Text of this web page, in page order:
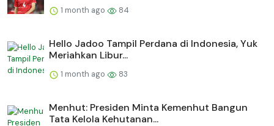
1 month ago 84
Hello Jadoo Tampil Perdana di Indonesia, Yuk
Meriahkan Libur...
1 month ago 83
Menhut: Presiden Minta Kemenhut Bangun
Tata Kelola Kehutanan...